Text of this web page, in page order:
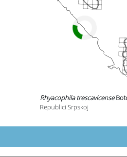
Rhyacophila trescavicense
Republici Srpskoj